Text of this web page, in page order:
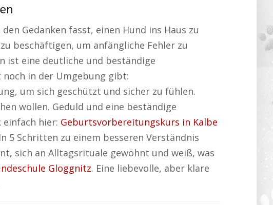
Gedanken fasst, einen Hund ins Haus zu
beschäftigen, um anfängliche Fehler zu
ist eine deutliche und beständige
noch in der Umgebung gibt:
um sich geschützt und sicher zu fühlen.
wollen. Geduld und eine beständige
einfach hier: Geburtsvorbereitungskurs in Kalbe
5 Schritten zu einem besseren Verständnis
sich an Alltagsrituale gewöhnt und weiß, was
Gloggnitz. Eine liebevolle, aber klare